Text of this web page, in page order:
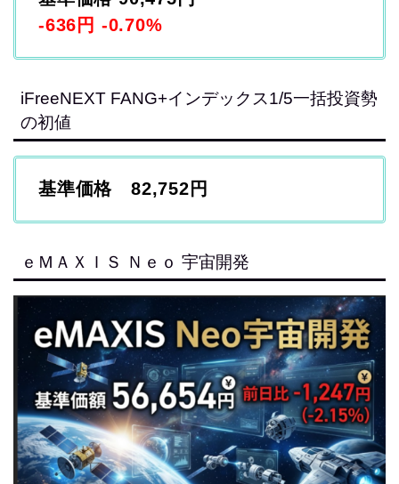
-636円 -0.70%
iFreeNEXT FANG+インデックス1/5一括投資勢
の初値
基準価格 82,752円
ｅＭＡＸＩＳ Ｎｅｏ 宇宙開発